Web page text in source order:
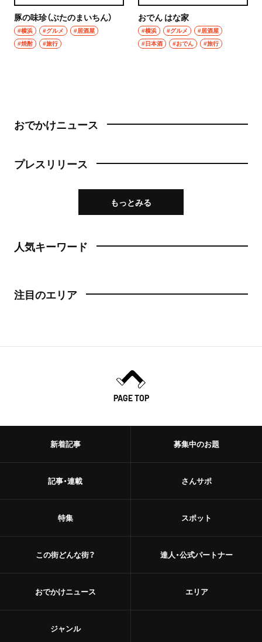
豚の味珍（ぶたのまいちん）
#横浜 #グルメ
#居酒屋
#焼酎
#旅行
おでん はな家
#横浜 #グルメ
#居酒屋
#日本酒
#おでん #旅行
おでかけニュース
プレスリリース
もっとみる
人気キーワード
注目のエリア
PAGE TOP
新着記事
記事・連載
特集
この街どんな街？
おでかけニュース
募集中のお題
さんサポ
スポット
達人・公式パートナー
エリア
ジャンル